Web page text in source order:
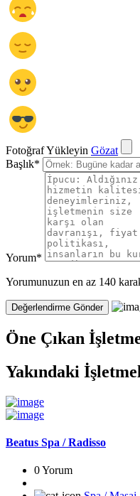
Fotoğraf Yükleyin Gözat
Başlık*
Yorum*
Yorumunuzun en az 140
Öne Çıkan
Yakındaki
Beatus Spa / Radisso
0 Yorum